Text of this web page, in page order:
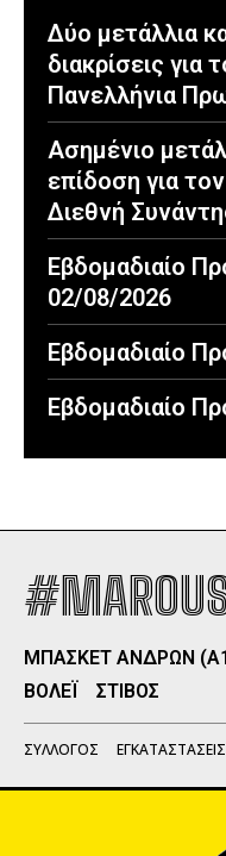
Δύο μετάλλια
διακρίσεις
Πανελλήνια
Ασημένιο
επίδοση για
Διεθνή
Εβδομαδιαίο
02/08/2026
Εβδομαδιαίο
Εβδομαδιαίο
ΜΠΑΣΚΕΤ ΑΝΔΡΩΝ
ΒΟΛΕΪ
ΣΤΙΒΟΣ
ΣΥΛΛΟΓΟΣ ΕΓΚΑΤΑΣΤΑΣΕΙΣ